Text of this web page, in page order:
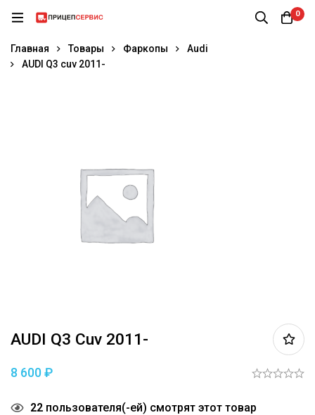
0
Главная Товары Фаркопы
Audi
AUDI Q3 cuv 2011-
AUDI Q3 Cuv 2011-
8 600₽
22 пользователя(-ей) смотрят этот товар